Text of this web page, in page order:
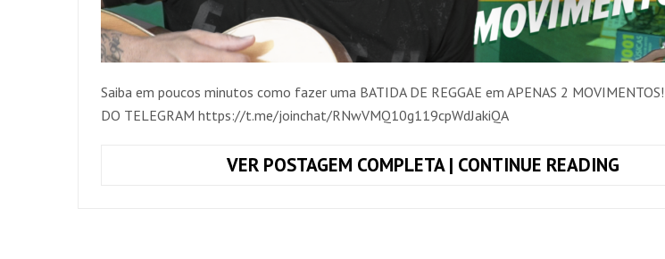
Saiba em poucos minutos como fazer uma BATIDA DE REGGAE em APENAS 2
DO TELEGRAM https://t.me/joinchat/RNwVMQ10g119cpWdJakiQA
VER POSTAGEM COMPLETA | CONTINUE READING